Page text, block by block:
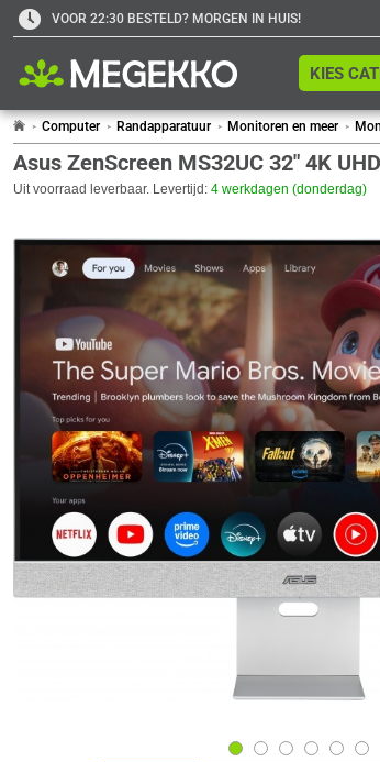
VOOR 22:30 BESTELD? MORGEN IN HUIS!
KIES
Computer Randapparatuur Monitoren en meer
Asus ZenScreen MS32UC 32" 4K
Uit voorraad leverbaar. Levertijd: 4 werkdagen (donderdag)